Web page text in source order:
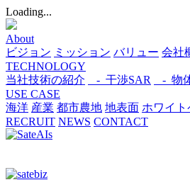
Loading...
About
ビジョン ミッション バリュー 会社
TECHNOLOGY
当社技術の紹介
- 干渉SAR - 物
USE CASE
海洋 産業 都市​農地 地表面 ホワイト
RECRUIT NEWS CONTACT